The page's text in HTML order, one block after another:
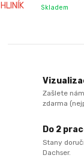
Skladem
Zašlete
zdarma
Do 2
Stany
Dachser.